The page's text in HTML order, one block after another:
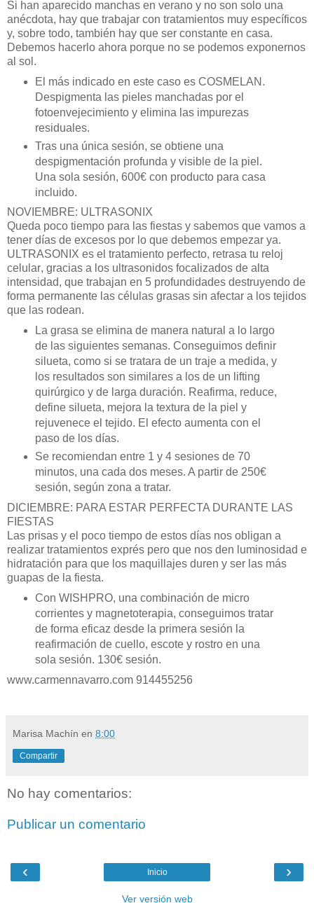
Si han aparecido manchas en verano y no son solo una
anécdota, hay que trabajar con tratamientos muy específicos
y, sobre todo, también hay que ser constante en casa.
Debemos hacerlo ahora porque no se podemos exponernos
al sol.
El más indicado en este caso es COSMELAN.
Despigmenta las pieles manchadas por el
fotoenvejecimiento y elimina las impurezas
residuales.
Tras una única sesión, se obtiene una
despigmentación profunda y visible de la piel.
Una sola sesión, 600€ con producto para casa
incluido.
NOVIEMBRE: ULTRASONIX
Queda poco tiempo para las fiestas y sabemos que vamos a
tener días de excesos por lo que debemos empezar ya.
ULTRASONIX es el tratamiento perfecto, retrasa tu reloj
celular, gracias a los ultrasonidos focalizados de alta
intensidad, que trabajan en 5 profundidades destruyendo de
forma permanente las cé lulas grasas sin afectar a los tejidos
que las rodean.
La grasa se elimina de manera natural a lo largo
de las siguientes semanas. Conseguimos definir
silueta, como si se tratara de un traje a medida, y
los resultados son similares a los de un lifting
quirúrgico y de larga duración. Reafirma, reduce,
define silueta, mejora la textura de la piel y
rejuvenece el tejido. El efecto aumenta con el
paso de los días.
Se recomiendan entre 1 y 4 sesiones de 70
minutos, una cada dos meses. A partir de 250€
sesión, según zona a tratar.
DICIEMBRE: PARA ESTAR PERFECTA DURANTE LAS
FIESTAS
Las prisas y el poco tiempo de estos días nos obligan a
realizar tratamientos exprés pero que nos den luminosidad e
hidratación para que los maquillajes duren y ser las más
guapas de la fiesta.
Con WISHPRO, una combinación de micro
corrientes y magnetoterapia, conseguimos tratar
de forma eficaz desde la primera sesión la
reafirmación de cuello, escote y rostro en una
sola sesión. 130€ sesión.
www.carmennavarro.com 914455256
Marisa Machín en 8:00
Compartir
No hay comentarios:
Publicar un comentario
‹ ›
Inicio
Ver versión web